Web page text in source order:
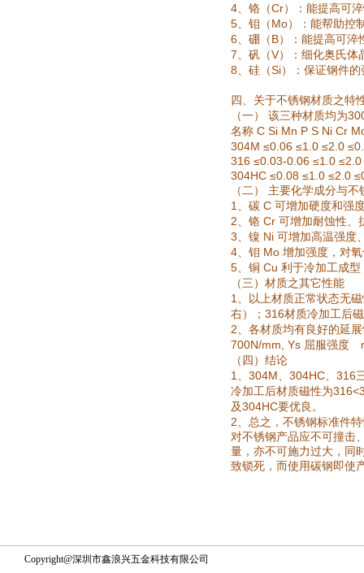
4、铬（Cr）：能提高可
5、钼（ Mo）：能帮助控
6、硼（ B）：能提高可淬
7、矾（V）：细化奥氏体
8、硅（Si）：保证钢件
四、关于不锈钢材质之特
（一）
该三种材质均为
名称 C Si Mn P S Ni Cr
304M ≤0.06 ≤1.0 ≤2.0
316 ≤0.03-0.06 ≤1.0
304HC ≤0.08 ≤1.0 ≤2.0
（二） 主要化学成分与不
1 、碳 C可增加硬度和强
2、铬 Cr可增加耐蚀性、
3、镍 Ni可增加高温强度
4、钼 Mo增加强度，对
5、铜 Cu利于冷加工成
（三）材质之其它性能
1 、以上材质正常状态无
右）；316材质冷加工后
2、各材质均有良好的延
700N/mm, Ys 屈服强度
（四）结论
1 、304M、304HC、316
冷加工后材质磁性为
及304HC要优良。
2、总之，不锈钢标准件
对不锈钢产品应不可撞击
量，亦不可施力过大，同
致锁死，而使用碳钢即使
Copyright@深圳市鑫浪兴五金科技有限公司